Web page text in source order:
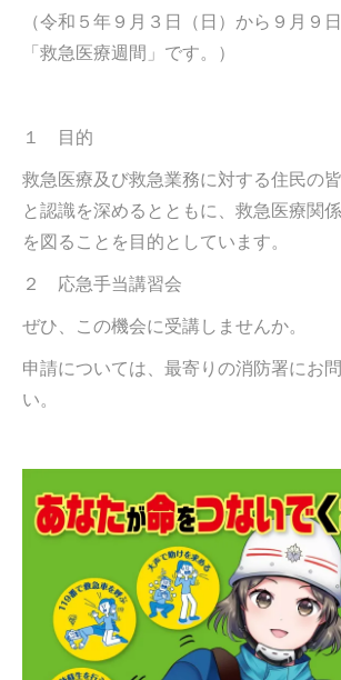
（令和５年９月３日（日）から９月９
「救急医療週間」です。）
１ 目的
救急医療及び救急業務に対する住民の
と認識を深めるとともに、救急医療関
を図ることを目的としています。
２ 応急手当講習会
ぜひ、この機会に受講しませんか。
申請については、最寄りの消防署にお
い。